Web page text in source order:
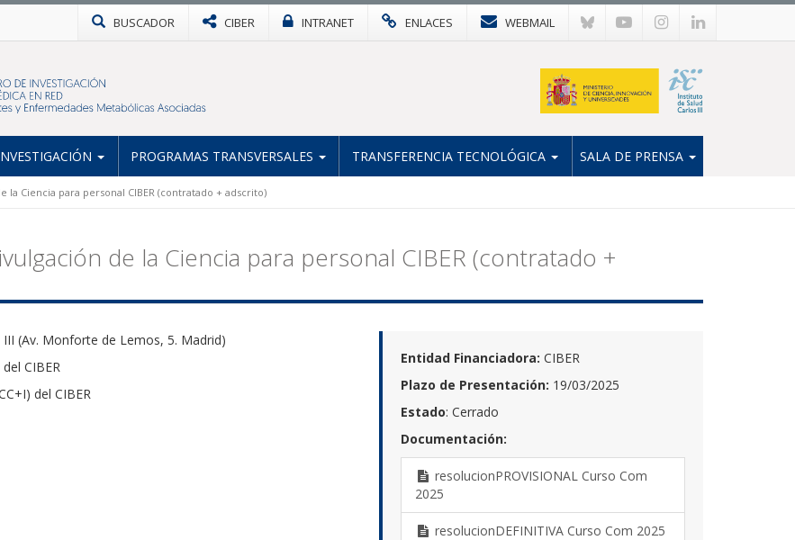
BUSCADOR CIBER INTRANET ENLACES WEBMAIL
PROGRAMAS TRANSVERSALES TRANSFERENCIA TECNOLÓGICA SALA DE PRENSA
la Ciencia para personal CIBER (contratado + adscrito)
de la Ciencia para personal CIBER (contratado +
(Av. Monforte de Lemos, 5. Madrid)
CIBER
del CIBER
Entidad Financiadora: CIBER
Plazo de Presentación: 19/03/2025
Estado: Cerrado
Documentación:
resolucionPROVISIONAL Curso Com
2025
resolucionDEFINITIVA Curso Com 2025